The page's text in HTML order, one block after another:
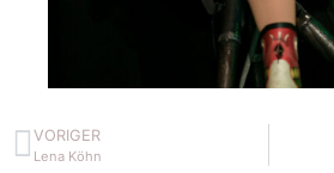
VORIGER
Lena Köhn